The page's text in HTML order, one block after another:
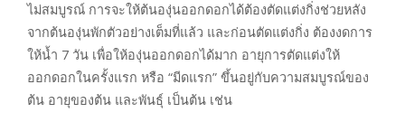
ไม่สมบูรณ์ การจะให้ต้นองุ่นออกดอกได้ต้องตัดแต่งกิ่งช่วยหลัง
จากต้นองุ่นพักตัวอย่างเต็มที่แล้ว และก่อนตัดแต่งกิ่ง ต้องงดการ
ให้น้ำ 7 วัน เพื่อให้องุ่นออกดอกได้มาก อายุการตัดแต่งให้
ออกดอกในครั้งแรก หรือ “มีดแรก” ขึ้นอยู่กับความสมบูรณ์ของ
ต้น อายุของต้น และพันธุ์ เป็นต้น เช่น